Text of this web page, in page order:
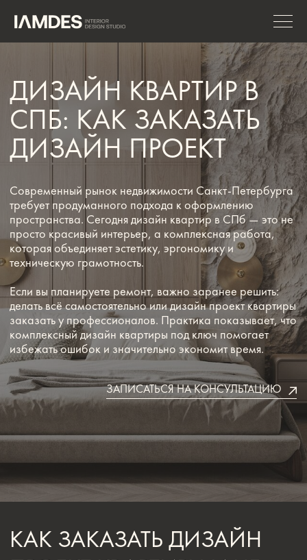
ДИЗАЙН КВАРТИР В
СПБ: КАК ЗАКАЗАТЬ
ДИЗАЙН ПРОЕКТ
Современный рынок недвижимости Санкт-Петербурга
требует продуманного подхода к оформлению
пространства. Сегодня дизайн квартир в СПб — это не
просто красивый интерьер, а комплексная работа,
техническую грамотность.
Если вы планируете ремонт, важно заранее решить:
делать всё самостоятельно или дизайн проект квартиры
заказать у профессионалов. Практика показывает, что
комплексный дизайн квартиры под ключ помогает
избежать ошибок и значительно экономит время.
важно учитывать несколько критериев выбора студии или
планировочные решения.
Прозрачность этапов
КАК ЗАКАЗАТЬ ДИЗАЙН
ПРОЕКТ КВАРТИРЫ И НЕ